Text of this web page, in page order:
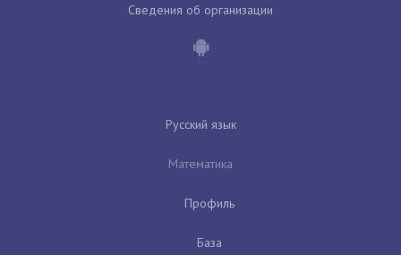
Сведения об организации
Русский язык
Математика
Профиль
База